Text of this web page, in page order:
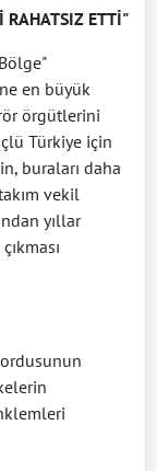
RAHATSIZ ETTİ"
en büyük
örgütlerini
Türkiye için
buraları daha
vekil
yıllar